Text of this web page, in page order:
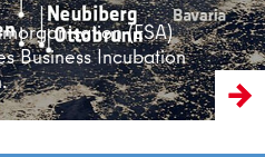
(ESA)
Business Incubation